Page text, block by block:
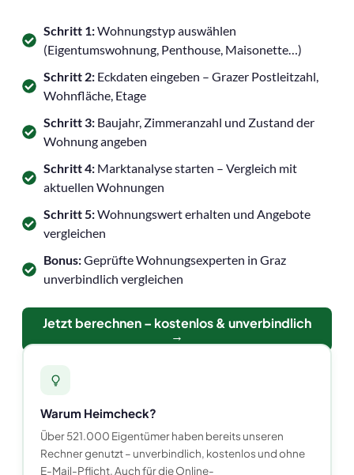
Schritt 1:Wohnungstyp auswählen
(Eigentumswohnung, Penthouse, Maisonette…)
Schritt 2: Eckdaten eingeben – Grazer Postleitzahl,
Wohnfläche, Etage
Schritt 3: Baujahr, Zimmeranzahl und Zustand der
Wohnung angeben
Schritt 4: Marktanalyse starten – Vergleich mit
aktuellen Wohnungen
Schritt 5:Wohnungswert erhalten und Angebote
vergleichen
Bonus:Geprüfte Wohnungsexperten in Graz
unverbindlich vergleichen
Jetzt berechnen – kostenlos & unverbindlich
→
Warum Heimcheck?
Über 521.000 Eigentümer haben bereits unseren
Rechner genutzt – unverbindlich, kostenlos und ohne
E-Mail-Pflicht. Auch für die Online-